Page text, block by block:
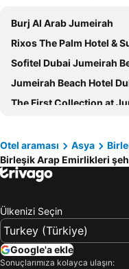
Burj Al Arab Jumeirah
Rixos The Palm Hotel &
Sofitel Dubai Jumeirah
Jumeirah Beach Hotel
The First Collection at Jumeirah Village Circle, a Tribute
Voco Dubai By Ihg
Grand Hyatt Dubai
Queen Elizabeth 2
The First Collection Dubai
Crowne Plaza Dubai Jumeirah
Mövenpick Hotel Jumeirah
Otel araması Asya
Birleşik Arap Emirlikleri
Ülkenizi Seçin
Google'a ekle
Sonuçlarımıza kolayca ulaşın: